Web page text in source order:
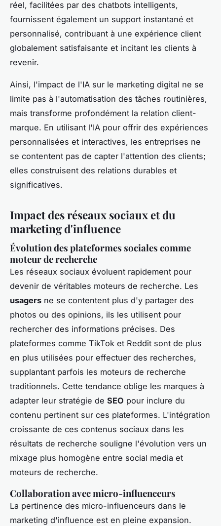
réel, facilitées par des chatbots intelligents,
fournissent également un support instantané et
personnalisé, contribuant à une expérience client
globalement satisfaisante et incitant les clients à
revenir.
Ainsi, l'impact de l'IA sur le marketing digital ne se
limite pas à l'automatisation des tâches routinières,
mais transforme profondément la relation client-
marque. En utilisant l'IA pour offrir des expériences
personnalisées et interactives, les entreprises ne
se contentent pas de capter l'attention des clients;
elles construisent des relations durables et
significatives.
Impact des réseaux sociaux et du
marketing d'influence
Évolution des plateformes sociales comme
moteur de recherche
Les réseaux sociaux évoluent rapidement pour
devenir de véritables moteurs de recherche. Les
usagers ne se contentent plus d'y partager des
photos ou des opinions, ils les utilisent pour
rechercher des informations précises. Des
plateformes comme TikTok et Reddit sont de plus
en plus utilisées pour effectuer des recherches,
supplantant parfois les moteurs de recherche
traditionnels. Cette tendance oblige les marques à
adapter leur stratégie de SEO pour inclure du
contenu pertinent sur ces plateformes. L'intégration
croissante de ces contenus sociaux dans les
résultats de recherche souligne l'évolution vers un
mixage plus homogène entre social media et
moteurs de recherche.
Collaboration avec micro-influenceurs
La pertinence des micro-influenceurs dans le
marketing d'influence est en pleine expansion.